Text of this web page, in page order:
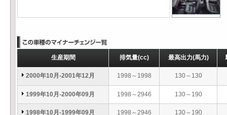
生産期間 排気量(cc) 最高出力(馬力)
2000年10月-2001年12月 1998～1998 130～130
1999年10月-2000年09月 1998～2946 130～190
1998年10月-1999年09月 1998～2946 130～190